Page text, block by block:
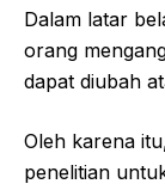
Dalam latar
orang
dapat diubah
Oleh karena
penelitian